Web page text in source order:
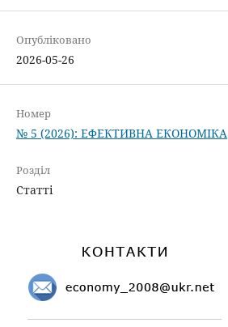
Опубліковано
2026-05-26
Номер
№ 5 (2026): ЕФЕКТИВНА ЕКОНОМІКА
Розділ
Статті